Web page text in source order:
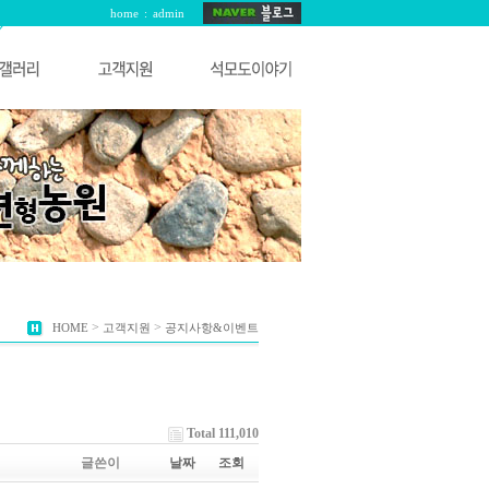
home : admin
HOME > 고객지원 > 공지사항&이벤트
Total 111,010
글쓴이 날짜 조회